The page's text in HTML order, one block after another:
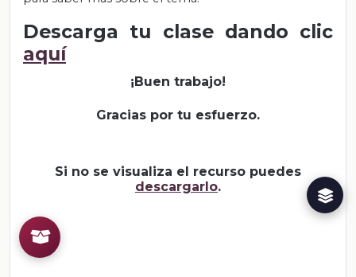
Descarga tu clase dando clic
aquí
¡Buen trabajo!
Gracias por tu esfuerzo.
Si no se visualiza el recurso puedes
descargarlo.